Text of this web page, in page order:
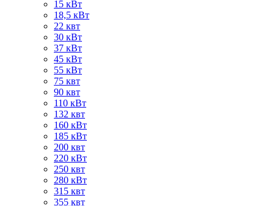
15 кВт
18,5 кВт
22 квт
30 кВт
37 кВт
45 кВт
55 кВт
75 квт
90 квт
110 кВт
132 квт
160 кВт
185 кВт
200 квт
220 кВт
250 квт
280 кВт
315 квт
355 квт